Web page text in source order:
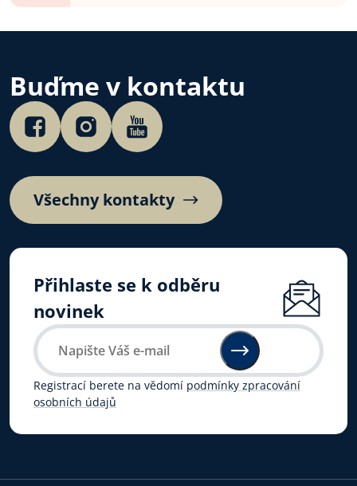
Buďme v kontaktu
Všechny kontakty
Přihlaste se k odběru
novinek
Registrací berete na vědomí podmínky zpracování
osobních údajů